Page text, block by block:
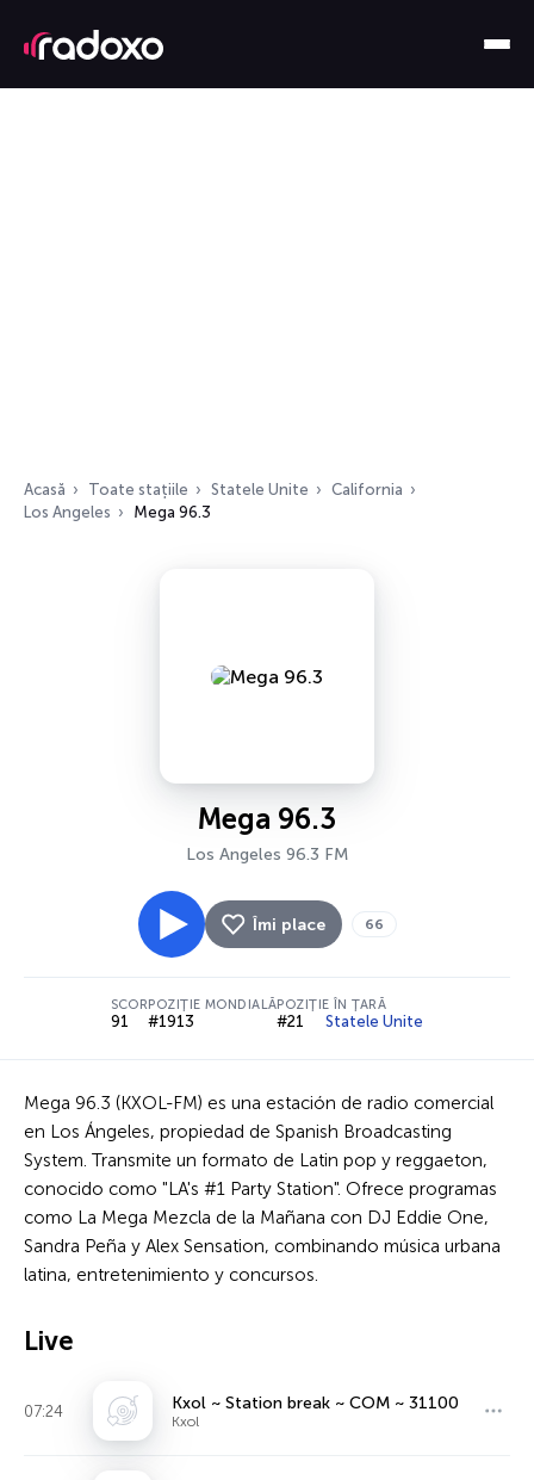
Acasă Toate stațiile Statele Unite
California
Los Angeles
Mega 96.3
Mega 96.3
Los Angeles 96.3 FM
Îmi place 66
SCOR
91
POZIȚIE MONDIALĂ
#1913
POZIȚIE ÎN ȚARĂ
#21 Statele Unite
Mega 96.3 (KXOL-FM) es una estación de radio comercial
en Los Ángeles, propiedad de Spanish Broadcasting
System. Transmite un formato de Latin pop y reggaeton,
conocido como "LA's #1 Party Station". Ofrece programas
como La Mega Mezcla de la Mañana con DJ Eddie One,
Sandra Peña y Alex Sensation, combinando música urbana
latina, entretenimiento y concursos.
Live
07:24 Kxol ~ Station break ~ COM ~ 31100
Kxol